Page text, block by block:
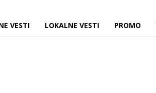
VESTI LOKALNE VESTI PROMO